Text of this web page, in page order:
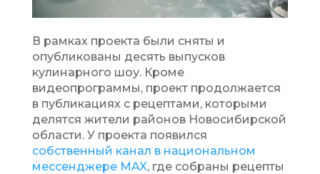
В рамках проекта были сняты и
опубликованы десять выпусков
кулинарного шоу. Кроме
видеопрограммы, проект продолжается
в публикациях с рецептами, которыми
делятся жители районов Новосибирской
области. У проекта появился
собственный канал в национальном
мессенджере MAX, где собраны рецепты